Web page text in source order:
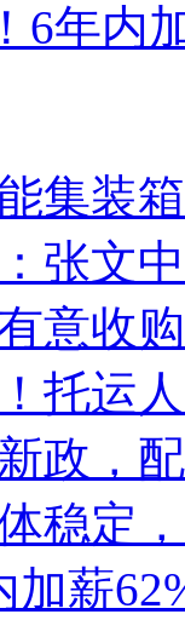
6年内
集装
张文
意收
托运
政，
稳定
加薪